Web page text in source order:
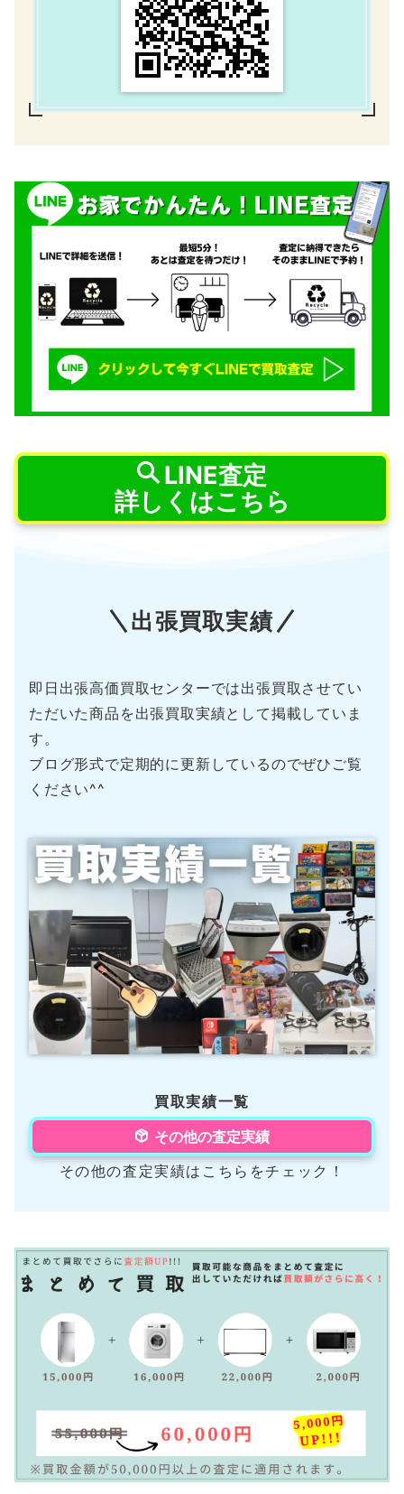
LINE査定
詳しくはこちら
出張買取実績
即日出張高価買取センターでは出張買取させてい
ただいた商品を出張買取実績として掲載していま
す。
ブログ形式で定期的に更新しているのでぜひご覧
ください^^
買取実績一覧
その他の査定実績
その他の査定実績はこちらをチェック！